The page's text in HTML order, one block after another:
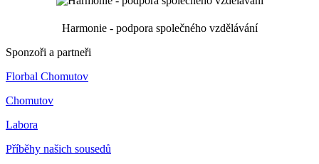
Harmonie - podpora společného vzdělávání
Sponzoři a partneři
Florbal Chomutov
Chomutov
Labora
Příběhy našich sousedů